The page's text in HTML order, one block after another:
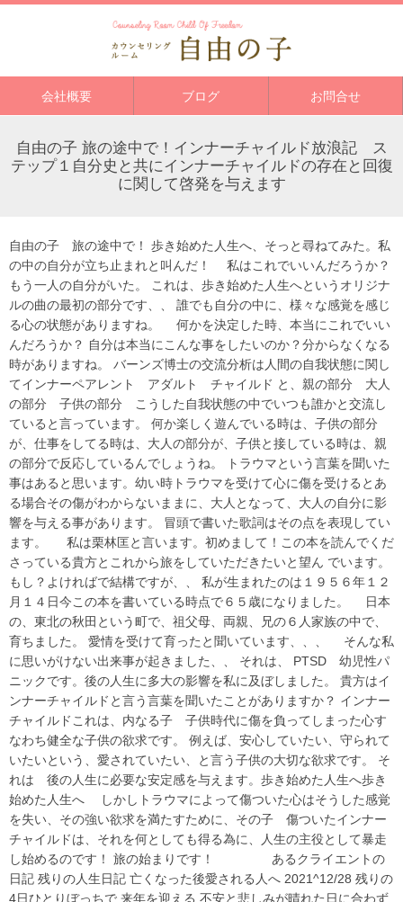
会社概要 ブログ お問合せ
自由の子 旅の途中で！インナーチャイルド放浪記 ス
テップ１自分史と共にインナーチャイルドの存在と回復
に関して啓発を与えます
自由の子 旅の途中で！ 歩き始めた人生へ、そっと尋ねてみた。私
の中の自分が立ち止まれと叫んだ！ 私はこれでいいんだろうか？
もう一人の自分がいた。 これは、歩き始めた人生へというオリジナ
ルの曲の最初の部分です、、 誰でも自分の中に、様々な感覚を感じ
る心の状態がありますね。 何かを決定した時、本当にこれでいい
んだろうか？ 自分は本当にこんな事をしたいのか？分からなくなる
時がありますね。 バーンズ博士の交流分析は人間の自我状態に関し
てインナーペアレント アダルト チャイルド と、親の部分 大人
の部分 子供の部分 こうした自我状態の中でいつも誰かと交流し
ていると言っています。 何か楽しく遊んでいる時は、子供の部分
が、仕事をしてる時は、大人の部分が、子供と接している時は、親
の部分で反応しているんでしょうね。 トラウマという言葉を聞いた
事はあると思います。幼い時トラウマを受けて心に傷を受けるとあ
る場合その傷がわからないままに、大人となって、大人の自分に影
響を与える事があります。 冒頭で書いた歌詞はその点を表現してい
ます。 私は栗林匡と言います。初めまして！この本を読んでくだ
さっている貴方とこれから旅をしていただきたいと望ん でいます。
もし？よければで結構ですが、、 私が生まれたのは１９５６年１２
月１４日今この本を書いている時点で６５歳になりました。 日本
の、東北の秋田という町で、祖父母、両親、兄の６人家族の中で、
育ちました。 愛情を受けて育ったと聞いています、、、 そんな私
に思いがけない出来事が起きました、、 それは、 PTSD 幼児性パ
ニックです。後の人生に多大の影響を私に及ぼしました。 貴方はイ
ンナーチャイルドと言う言葉を聞いたことがありますか？ インナー
チャイルドこれは、内なる子 子供時代に傷を負ってしまった心す
なわち健全な子供の欲求です。 例えば、安心していたい、守られて
いたいという、愛されていたい、と言う子供の大切な欲求です。 そ
れは 後の人生に必要な安定感を与えます。歩き始めた人生へ歩き
始めた人生へ しかしトラウマによって傷ついた心はそうした感覚
を失い、その強い欲求を満たすために、その子 傷ついたインナー
チャイルドは、それを何としても得る為に、人生の主役として暴走
し始めるのです！ 旅の始まりです！ あるクライエントの
日記 残りの人生日記 亡くなった後愛される人へ 2021^12/28 残りの
4日ひとりぼっちで 来年を迎える 不安と悲しみが晴れた日に合わず